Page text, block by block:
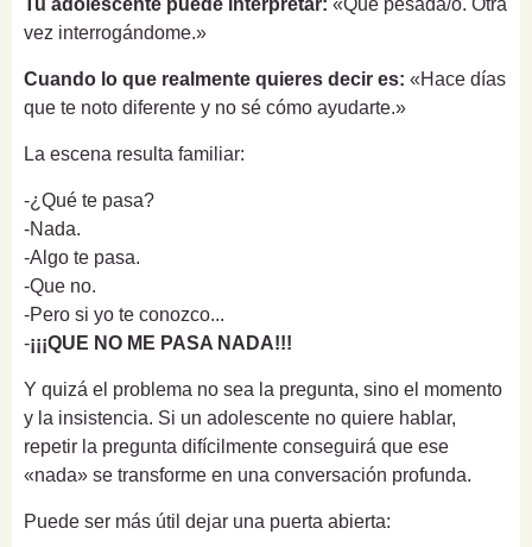
Tu adolescente puede interpretar: «Qué pesada/o. Otra
vez interrogándome.»
Cuando lo que realmente quieres decir es: «Hace días
que te noto diferente y no sé cómo ayudarte.»
La escena resulta familiar:
-¿Qué te pasa?
-Nada.
-Algo te pasa.
-Que no.
-Pero si yo te conozco...
-¡¡¡QUE NO ME PASA NADA!!!
Y quizá el problema no sea la pregunta, sino el momento
y la insistencia. Si un adolescente no quiere hablar,
repetir la pregunta difícilmente conseguirá que ese
«nada» se transforme en una conversación profunda.
Puede ser más útil dejar una puerta abierta: